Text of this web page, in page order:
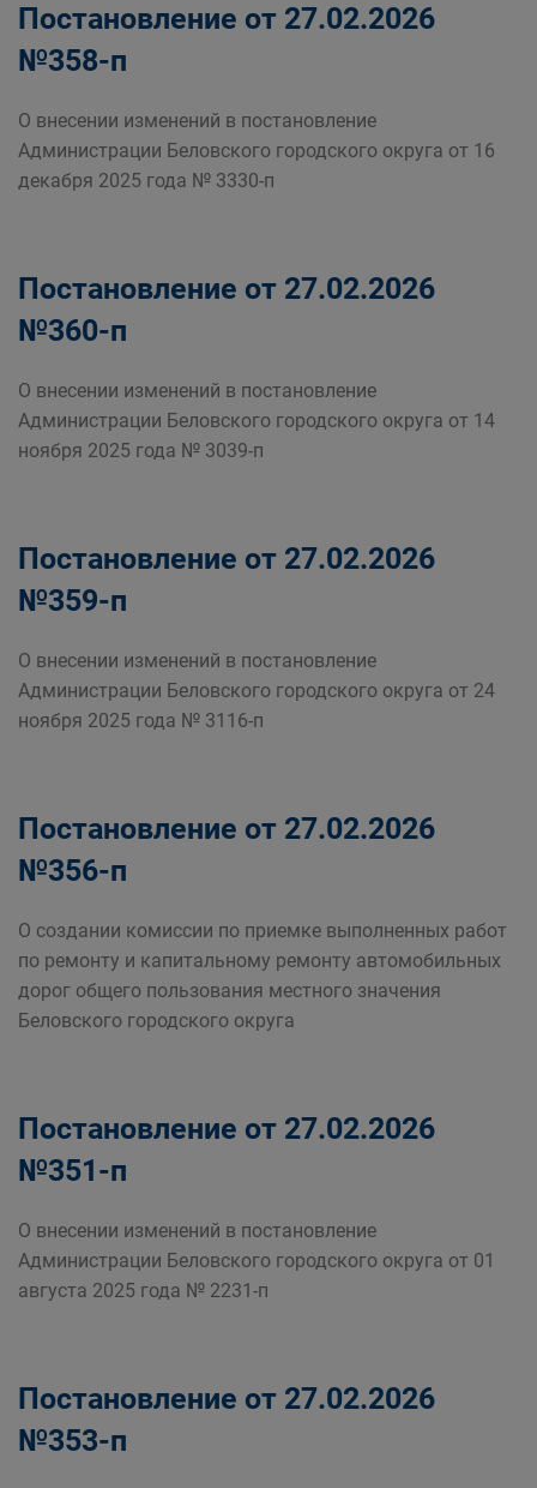
Постановление от 27.02.2026
№358-п
О внесении изменений в постановление
Администрации Беловского городского округа от 16
декабря 2025 года № 3330-п
Постановление от 27.02.2026
№360-п
О внесении изменений в постановление
Администрации Беловского городского округа от 14
ноября 2025 года № 3039-п
Постановление от 27.02.2026
№359-п
О внесении изменений в постановление
Администрации Беловского городского округа от 24
ноября 2025 года № 3116-п
Постановление от 27.02.2026
№356-п
О создании комиссии по приемке выполненных работ
по ремонту и капитальному ремонту автомобильных
дорог общего пользования местного значения
Беловского городского округа
Постановление от 27.02.2026
№351-п
О внесении изменений в постановление
Администрации Беловского городского округа от 01
августа 2025 года № 2231-п
Постановление от 27.02.2026
№353-п